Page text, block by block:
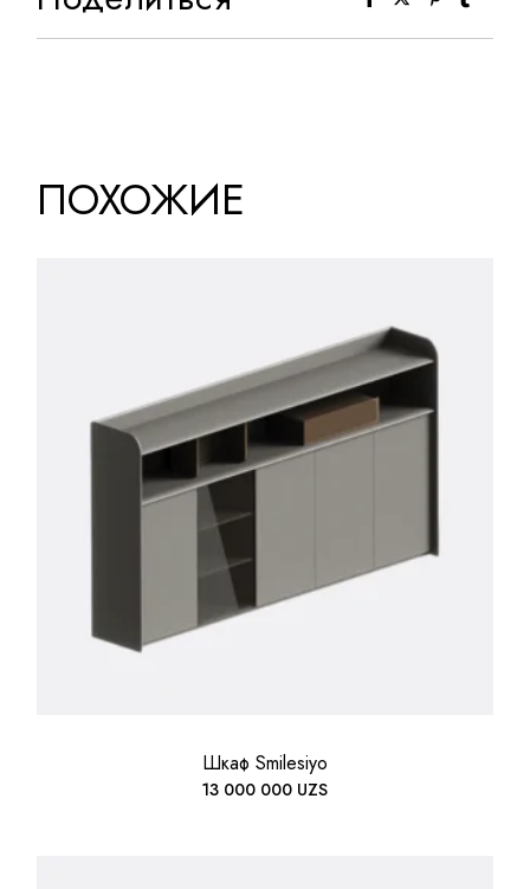
ПОХОЖИЕ
Шкаф Smilesiyo
13 000 000 UZS